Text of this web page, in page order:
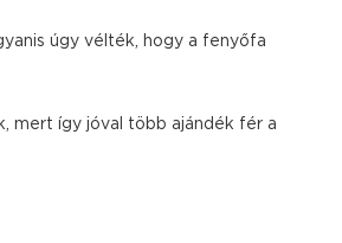
úgy vélték, hogy a fenyőfa
mert így jóval több ajándék fér a